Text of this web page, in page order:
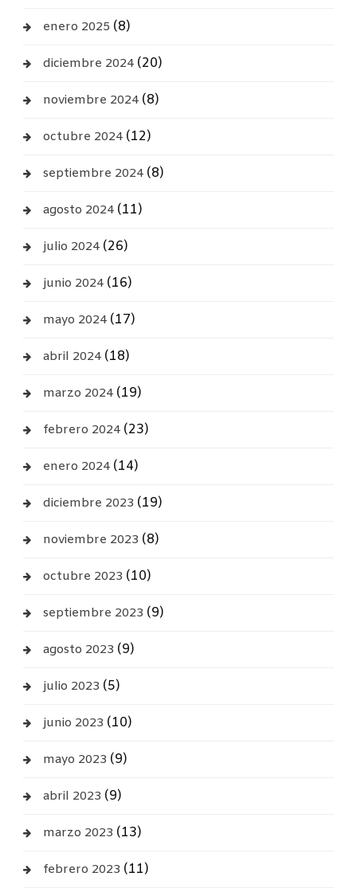
enero 2025 (8)
diciembre 2024(20)
noviembre 2024(8)
octubre 2024(12)
septiembre 2024(8)
agosto 2024(11)
julio 2024(26)
junio 2024(16)
mayo 2024(17)
abril 2024(18)
marzo 2024(19)
febrero 2024(23)
enero 2024(14)
diciembre 2023 (19)
noviembre 2023 (8)
octubre 2023 (10)
septiembre 2023 (9)
agosto 2023 (9)
julio 2023 (5)
junio 2023 (10)
mayo 2023 (9)
abril 2023 (9)
marzo 2023 (13)
febrero 2023 (11)